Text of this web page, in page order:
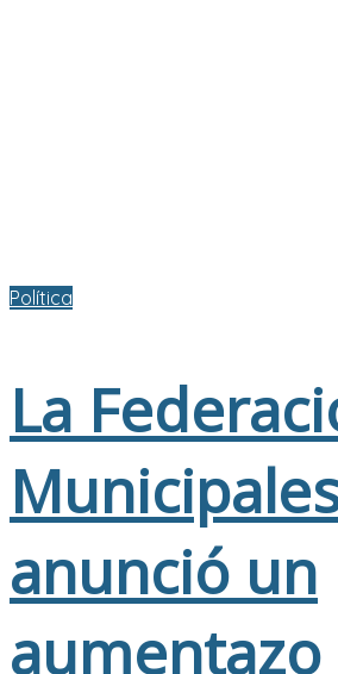
Política
La
anunció un
aumentazo